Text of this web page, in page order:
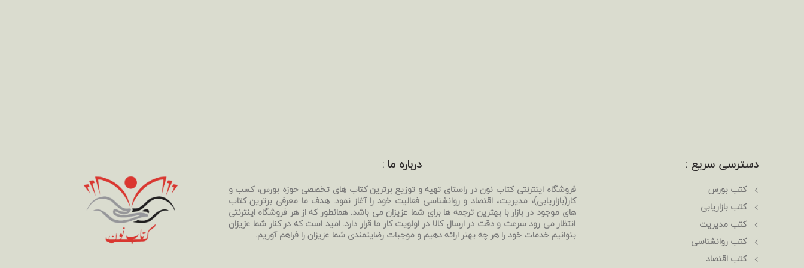
درباره ما :
فروشگاه اینترنتی کتاب نون در راستای تهیه و توزیع برترین کتاب های تخصصی حوزه بورس، کسب و
کار(بازاریابی)، مدیریت، اقتصاد و روانشناسی فعالیت خود را آغاز نمود. هدف ما معرفی برترین کتاب
های موجود در بازار با بهترین ترجمه ها برای شما عزیزان می باشد. همانطور که از هر فروشگاه اینترنتی
انتظار می رود سرعت و دقت در ارسال کالا در اولویت کار ما قرار دارد. امید است که در کنار شما عزیزان
بتوانیم خدمات خود را هر چه بهتر ارائه دهیم و موجبات رضایتمندی شما عزیزان را فراهم آوریم.
دسترسی سریع :
کتب بورس
کتب بازاریابی
کتب مدیریت
کتب روانشناسی
کتب اقتصاد